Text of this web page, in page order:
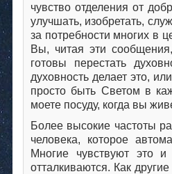
чувство отделения от
улучшать, изобретать,
за потребности многих в
Вы, читая эти
готовы перестать
духовность делает это,
просто быть Светом в
моете посуду, когда вы
Более высокие частоты
человека, которое
Многие чувствуют это
отталкиваются. Как